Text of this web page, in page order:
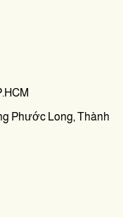
Phước Long, Thành